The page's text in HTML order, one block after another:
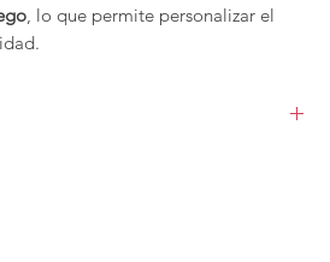
, lo que permite personalizar el
confort se unen en perfecta
de
diferentes medidas y acabados varían